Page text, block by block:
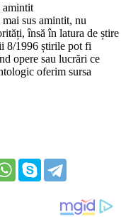
amintit
sus amintit, nu
însă în latura de știre
8/1996 știrile pot fi
opere sau lucrări ce
oferim sursa